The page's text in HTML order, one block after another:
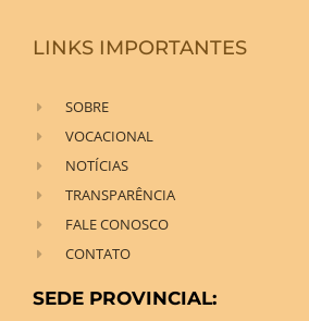
LINKS IMPORTANTES
SOBRE
VOCACIONAL
NOTÍCIAS
TRANSPARÊNCIA
FALE CONOSCO
CONTATO
SEDE PROVINCIAL: